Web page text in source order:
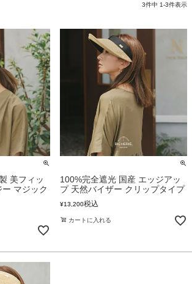
3件中 1-3件表示
美フィッ
ー マジック
100%完全遮光 国産 エッジアッ
プ 天然バイザー クリップタイプ
¥13,200税込
カートに入れる